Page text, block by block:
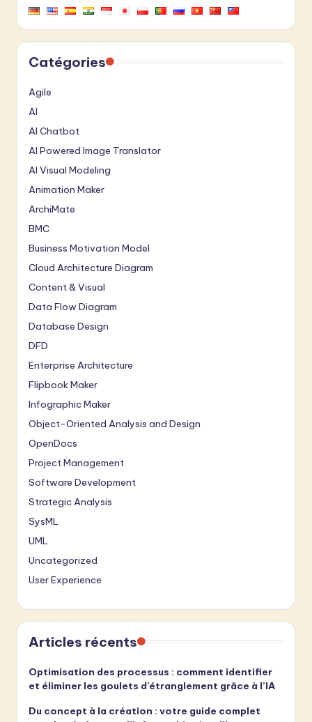
Catégories
Agile
AI
AI Chatbot
AI Powered Image Translator
AI Visual Modeling
Animation Maker
ArchiMate
BMC
Business Motivation Model
Cloud Architecture Diagram
Content & Visual
Data Flow Diagram
Database Design
DFD
Enterprise Architecture
Flipbook Maker
Infographic Maker
Object-Oriented Analysis and Design
OpenDocs
Project Management
Software Development
Strategic Analysis
SysML
UML
Uncategorized
User Experience
Articles récents
Optimisation des processus : comment identifier
et éliminer les goulets d’étranglement grâce à l’IA
Du concept à la création : votre guide complet